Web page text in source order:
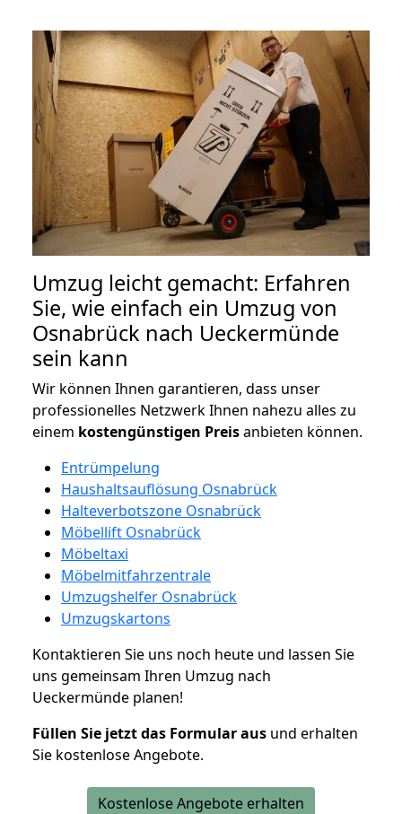
Umzug leicht gemacht: Erfahren
Sie, wie einfach ein Umzug von
Osnabrück nach Ueckermünde
sein kann
Wir können Ihnen garantieren, dass unser
professionelles Netzwerk Ihnen nahezu alles zu
einem kostengünstigen Preisanbieten können.
Entrümpelung
Haushaltsauflösung Osnabrück
Halteverbotszone Osnabrück
Möbellift Osnabrück
Möbeltaxi
Möbelmitfahrzentrale
Umzugshelfer Osnabrück
Umzugskartons
Kontaktieren Sie uns noch heute und lassen Sie
uns gemeinsam Ihren Umzug nach
Ueckermünde planen!
Füllen Sie jetzt das Formular aus und erhalten
Sie kostenlose Angebote.
Kostenlose Angebote erhalten